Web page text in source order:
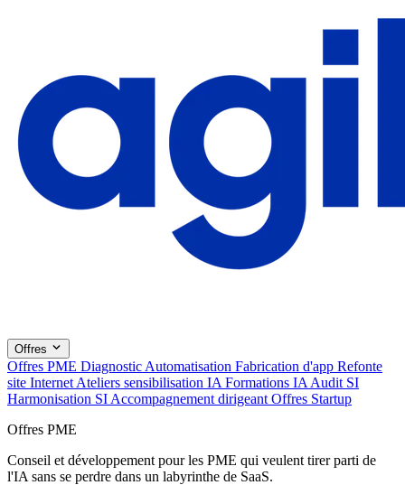
Offres
Offres PME Diagnostic Automatisation Fabrication d'app Refonte
site Internet Ateliers sensibilisation IA Formations IA Audit SI
Harmonisation SI Accompagnement dirigeant Offres Startup
Offres PME
Conseil et développement pour les PME qui veulent tirer parti de
l'IA sans se perdre dans un labyrinthe de SaaS.